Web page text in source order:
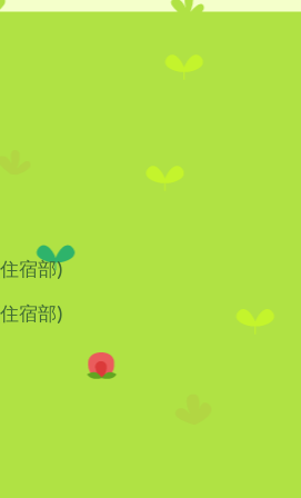
宿部)
宿部)